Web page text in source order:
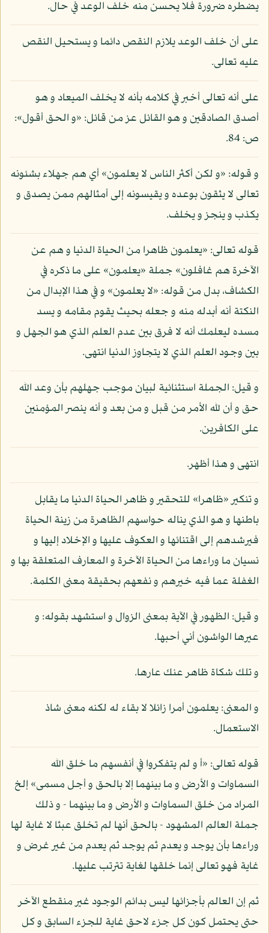
يضطره ضرورة فلا يحسن منه خلف الوعد في حال.
على أن خلف الوعد يلازم النقص دائما و يستحيل النقص
عليه تعالى.
على أنه تعالى أخبر في كلامه بأنه لا يخلف الميعاد و هو
أصدق الصادقين و هو القائل عز من قائل: «و الحق أقول»:
ص: 84.
و قوله: «و لكن أكثر الناس لا يعلمون» أي هم جهلاء بشئونه
تعالى لا يثقون بوعده و يقيسونه إلى أمثالهم ممن يصدق و
يكذب و ينجز و يخلف.
قوله تعالى: «يعلمون ظاهرا من الحياة الدنيا و هم عن
الآخرة هم غافلون» جملة «يعلمون» على ما ذكره في
الكشاف، بدل من قوله: «لا يعلمون» و في هذا الإبدال من
النكتة أنه أبدله منه و جعله بحيث يقوم مقامه و يسد
مسده ليعلمك أنه لا فرق بين عدم العلم الذي هو الجهل و
بين وجود العلم الذي لا يتجاوز الدنيا انتهى.
و قيل: الجملة استثنائية لبيان موجب جهلهم بأن وعد الله
حق و أن لله الأمر من قبل و من بعد و أنه ينصر المؤمنين
على الكافرين.
انتهى و هذا أظهر.
و تنكير «ظاهرا» للتحقير و ظاهر الحياة الدنيا ما يقابل
باطنها و هو الذي يناله حواسهم الظاهرة من زينة الحياة
فيرشدهم إلى اقتنائها و العكوف عليها و الإخلاد إليها و
نسيان ما وراءها من الحياة الآخرة و المعارف المتعلقة بها و
الغفلة عما فيه خيرهم و نفعهم بحقيقة معنى الكلمة.
و قيل: الظهور في الآية بمعنى الزوال و استشهد بقوله: و
عيرها الواشون أني أحبها.
و تلك شكاة ظاهر عنك عارها.
و المعنى: يعلمون أمرا زائلا لا بقاء له لكنه معنى شاذ
الاستعمال.
قوله تعالى: «أ و لم يتفكروا في أنفسهم ما خلق الله
السماوات و الأرض و ما بينهما إلا بالحق و أجل مسمى» إلخ
المراد من خلق السماوات و الأرض و ما بينهما - و ذلك
جملة العالم المشهود - بالحق أنها لم تخلق عبثا لا غاية لها
وراءها بأن يوجد و يعدم ثم يوجد ثم يعدم من غير غرض و
غاية فهو تعالى إنما خلقها لغاية تترتب عليها.
ثم إن العالم بأجزائها ليس بدائم الوجود غير منقطع الآخر
حتى يحتمل كون كل جزء لاحق غاية للجزء السابق و كل